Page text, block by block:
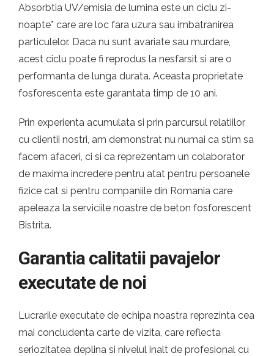
Absorbtia UV/emisia de lumina este un ciclu zi-
noapte* care are loc fara uzura sau imbatranirea
particulelor. Daca nu sunt avariate sau murdare,
acest ciclu poate fi reprodus la nesfarsit si are o
performanta de lunga durata. Aceasta proprietate
fosforescenta este garantata timp de 10 ani.
Prin experienta acumulata si prin parcursul relatiilor
cu clientii nostri, am demonstrat nu numai ca stim sa
facem afaceri, ci si ca reprezentam un colaborator
de maxima incredere pentru atat pentru persoanele
fizice cat si pentru companiile din Romania care
apeleaza la serviciile noastre de beton fosforescent
Bistrita.
Garantia calitatii pavajelor
executate de noi
Lucrarile executate de echipa noastra reprezinta cea
mai concludenta carte de vizita, care reflecta
seriozitatea deplina si nivelul inalt de profesional cu